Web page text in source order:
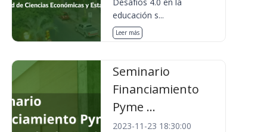
educación s...
Leer más
Seminario
Financiamiento
Pyme ...
2023-11-23 18:30:00